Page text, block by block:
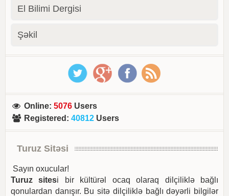
El Bilimi Dergisi
Şəkil
Online:5076 Users
Registered :40812 Users
Turuz Sitəsi
Sayın oxucular!
Turuz sitesi bir kültürəl ocaq olaraq dilçiliklə bağlı
qonulardan danışır. Bu sitə dilçiliklə bağlı dəyərli bilgilər